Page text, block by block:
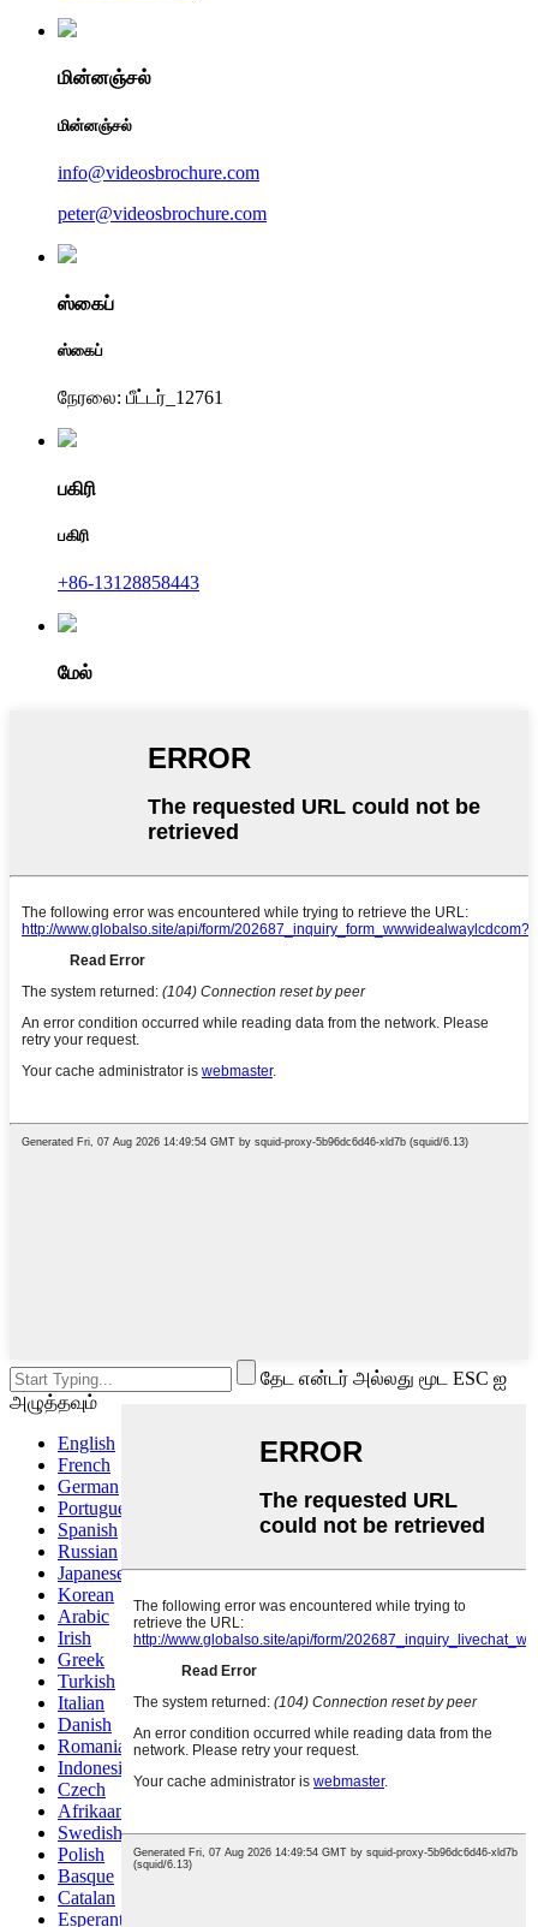
மின்னஞ்சல்
மின்னஞ்சல்
info@videosbrochure.com
peter@videosbrochure.com
ஸ்கைப்
ஸ்கைப்
நேரலை: பீட்டர்_12761
பகிரி
பகிரி
+86-13128858443
மேல்
தேட என்டர் அல்லது மூட ESC ஐ
அழுத்தவும்
English
French
German
Portuguese
Spanish
Russian
Japanese
Korean
Arabic
Irish
Greek
Turkish
Italian
Danish
Romanian
Indonesian
Czech
Afrikaans
Swedish
Polish
Basque
Catalan
Esperanto